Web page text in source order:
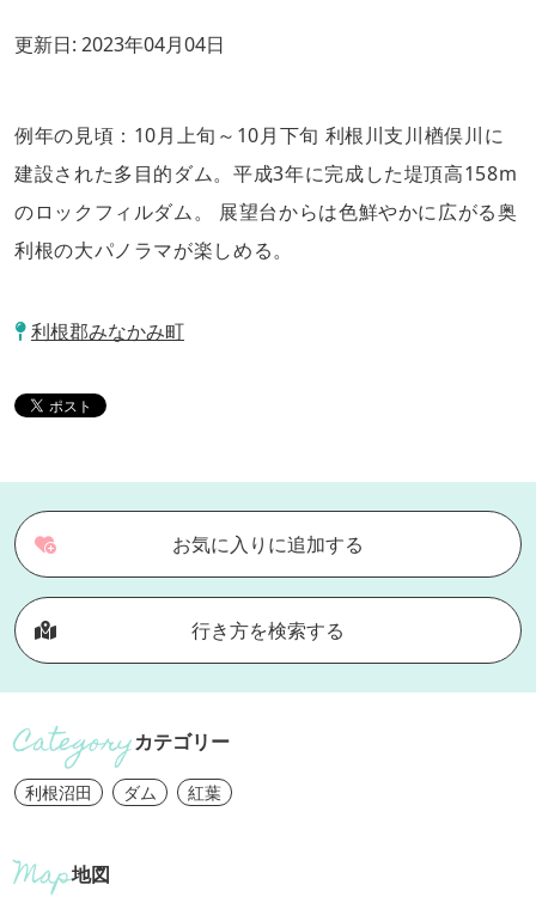
更新日: 2023年04月04日
例年の見頃：10月上旬～10月下旬 利根川支川楢俣川に
建設された多目的ダム。平成3年に完成した堤頂高158m
のロックフィルダム。 展望台からは色鮮やかに広がる奥
利根の大パノラマが楽しめる。
利根郡みなかみ町
お気に入りに追加する
行き方を検索する
カテゴリー
利根沼田 ダム 紅葉
地図